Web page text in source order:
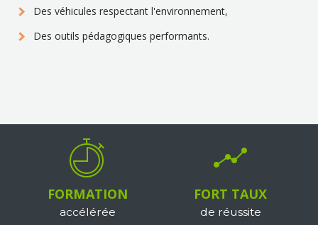
Des véhicules respectant l'environnement,
Des outils pédagogiques performants.
FORMATION
accélérée
FORT TAUX
de réussite